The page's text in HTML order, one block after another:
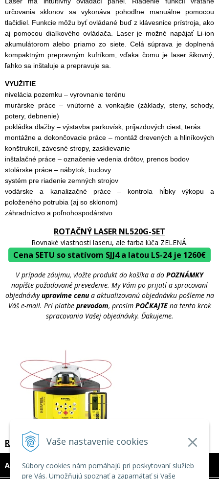
Vaše nastavenie cookies
Súbory cookies nám pomáhajú pri poskytovaní služieb
pre Vás. Umožňujú spoznať a zapamätať si Vaše
určovania sklonov sa vykonáva pohodlne manuálne pomocou
tlačidiel. Funkcie môžu byť ovládané buď z klávesnice prístroja, ako
aj pomocou diaľkového ovládača. Laser je možné napájať Li-ion
akumulátorom alebo priamo zo siete. Celá súprava je doplnená
kompaktným prepravným kufríkom, vďaka čomu je laser šikovný,
ľahko sa inštaluje a prepravuje sa.
VYUŽITIE
nivelácia pozemku – vyrovnanie terénu
murárske práce – vnútorné a vonkajšie (základy, steny, schody,
potery, debnenie)
pokládka dlažby – výstavba parkovísk, príjazdových ciest, terás
montážne a dokončovacie práce – montáž drevených a hliníkových
konštrukcií, závesné stropy, zasklievanie
inštalačné práce – označenie vedenia drôtov, prenos bodov
stolárske práce – nábytok, budovy
systém pre riadenie zemných strojov
vodárske a kanalizačné práce – kontrola hĺbky výkopu a
položeného potrubia (aj so sklonom)
záhradníctvo a poľnohospodárstvo
ROTAČNÝ LASER NL520G-SET
Rovnaké vlastnosti laseru, ale farba lúča ZELENÁ.
Cena SETU so statívom SJJ4 a latou LS-24 je 1260€
V prípade záujmu, vložte produkt do košíka a do POZNÁMKY
napíšte požadované prevedenie. My Vám po prijatí a spracovaní
objednávkyupravíme cenua aktualizovanú objednávku pošleme na
Váš e-mail. Pri platbe prevodom, prosím POČKAJTEna tento krok
spracovania Vašej objednávky. Ďakujeme.
Rotačný laser NL520R-SET
ADRESA